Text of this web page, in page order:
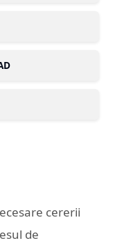
cererii
de